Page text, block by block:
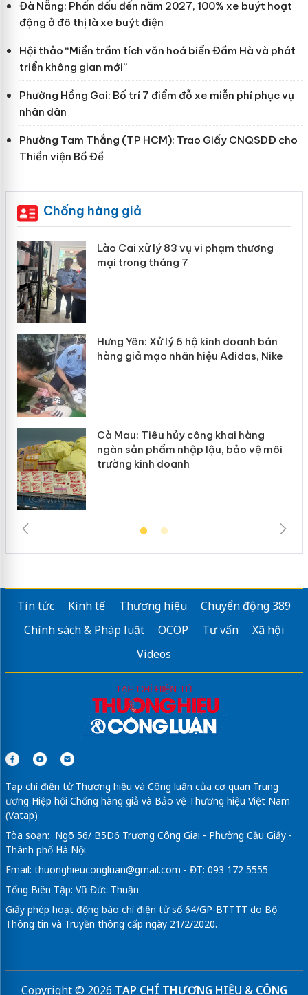
Đà Nẵng: Phấn đấu đến năm 2027, 100% xe buýt hoạt
động ở đô thị là xe buýt điện
Hội thảo “Miền trầm tích văn hoá biển Đầm Hà và phát
triển không gian mới”
Phường Hồng Gai: Bố trí 7 điểm đỗ xe miễn phí phục vụ
nhân dân
Phường Tam Thắng (TP HCM): Trao Giấy CNQSDĐ cho
Thiền viện Bồ Đề
Chống hàng giả
Lào Cai xử lý 83 vụ vi phạm thương
mại trong tháng 7
Hưng Yên: Xử lý 6 hộ kinh doanh bán
hàng giả mạo nhãn hiệu Adidas, Nike
Cà Mau: Tiêu hủy công khai hàng
ngàn sản phẩm nhập lậu, bảo vệ môi
trường kinh doanh
Tin tức Kinh tế Thương hiệu
Chuyển động 389
Chính sách & Pháp luật
OCOP Tư vấn
Xã hội
Videos
Tạp chí điện tử Thương hiệu và Công luận của cơ quan Trung
ương Hiệp hội Chống hàng giả và Bảo vệ Thương hiệu Việt Nam
(Vatap)
Tòa soạn: Ngõ 56/ B5D6 Trương Công Giai - Phường Cầu Giấy -
Thành phố Hà Nội
Email: thuonghieucongluan@gmail.com - ĐT: 093 172 5555
Tổng Biên Tập: Vũ Đức Thuận
Giấy phép hoạt động báo chí điện tử số 64/GP-BTTTT do Bộ
Thông tin và Truyền thông cấp ngày 21/2/2020.
Copyright © 2026 TẠP CHÍ THƯƠNG HIỆU & CÔNG